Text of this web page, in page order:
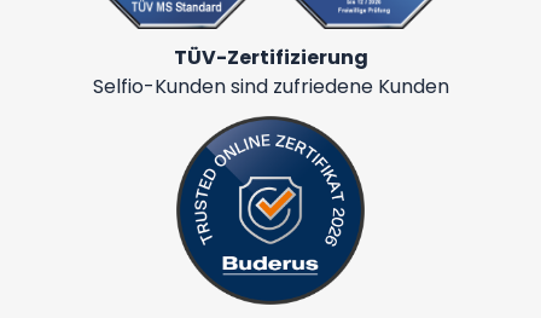
TÜV-Zertifizierung
Selfio-Kunden sind zufriedene Kunden